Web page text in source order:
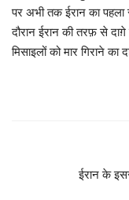
पर अभी तक ईरान का
दौरान ईरान की तरफ़ से
मिसाइलों को मार गिराने का
ईरान के